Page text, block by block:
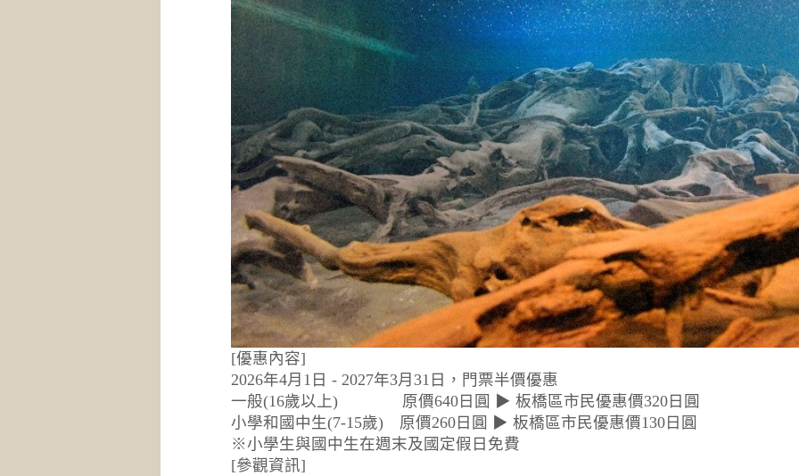
[優惠內容]
2026年4月1日 - 2027年3月31日，門票半價優惠
一般(16歲以上) 原價640日圓 ▶ 板橋區市民優惠價320日圓
小學和國中生(7-15歲) 原價260日圓 ▶ 板橋區市民優惠價130日圓
※小學生與國中生在週末及國定假日免費
[參觀資訊]